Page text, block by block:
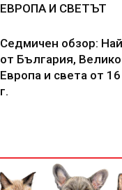
ЕВРОПА И СВЕТЪТ
Седмичен обзор:
от България,
Европа и света от
г.